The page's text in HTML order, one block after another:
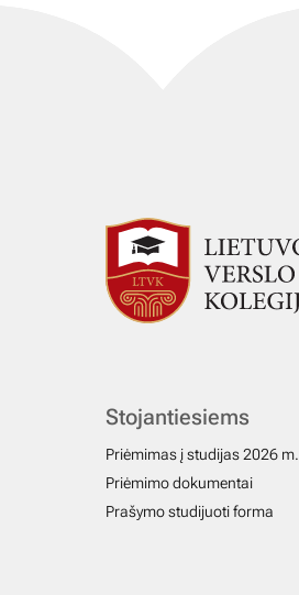
Stojantiesiems
Priėmimas į studijas 2026 m.
Priėmimo dokumentai
Prašymo studijuoti forma